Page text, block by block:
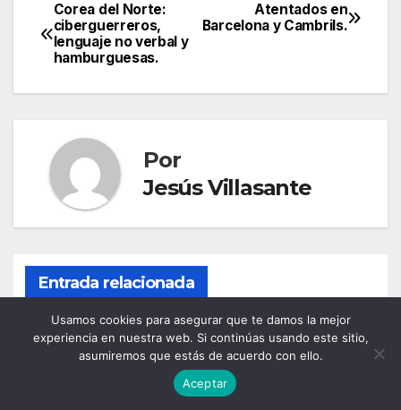
Navegación
de
entradas
Atentados en
Barcelona y Cambrils.
Corea del Norte:
ciberguerreros,
lenguaje no verbal y
hamburguesas.
Por
Jesús Villasante
Entrada relacionada
DIRECTORES DE SEGURIDAD
INGENIERÍA / SISTEMAS
PERSONAL DE SEGURIDAD PRIVADA
SEGURIDAD SECTORIAL
Usamos cookies para asegurar que te damos la mejor
experiencia en nuestra web. Si continúas usando este sitio,
asumiremos que estás de acuerdo con ello.
Aceptar